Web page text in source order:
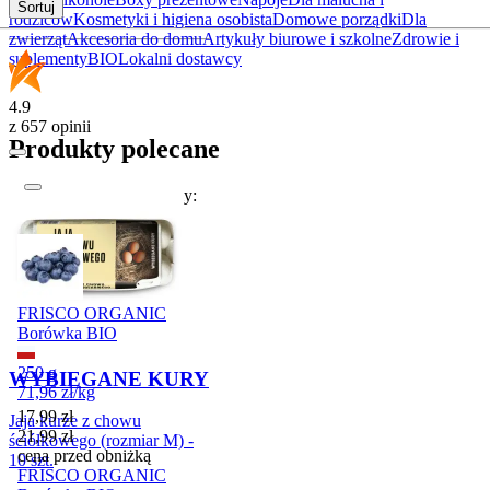
rodzicówKosmetyki i higiena osobistaDomowe porządkiDla
zwierzątAkcesoria do domuArtykuły biurowe i szkolneZdrowie i
suplementyBIOLokalni dostawcy
Produkty polecane
W tym tygodniu polecamy:
Promocja
FRISCO ORGANIC
Borówka BIO
250 g
71,96 zł/kg
Cena promocyjna
17,99 zł
21,99 zł
cena przed obniżką
FRISCO ORGANIC
Sortuj
4.9
z 657 opinii
WYBIEGANE KURY
Jaja kurze z chowu
ściółkowego (rozmiar M) -
10 szt.